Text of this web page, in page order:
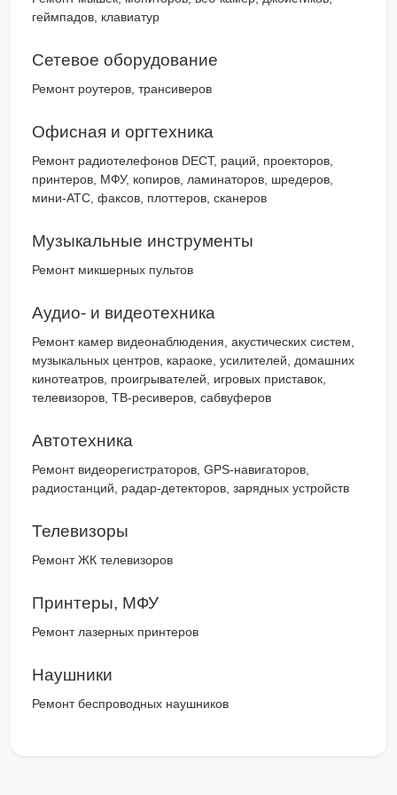
геймпадов, клавиатур
Сетевое оборудование
Ремонт роутеров, трансиверов
Офисная и оргтехника
Ремонт радиотелефонов DECT, раций, проекторов,
принтеров, МФУ, копиров, ламинаторов, шредеров,
мини-АТС, факсов, плоттеров, сканеров
Музыкальные инструменты
Ремонт микшерных пультов
Аудио- и видеотехника
Ремонт камер видеонаблюдения, акустических систем,
музыкальных центров, караоке, усилителей, домашних
кинотеатров, проигрывателей, игровых приставок,
телевизоров, ТВ-ресиверов, сабвуферов
Автотехника
Ремонт видеорегистраторов, GPS-навигаторов,
радиостанций, радар-детекторов, зарядных устройств
Телевизоры
Ремонт ЖК телевизоров
Принтеры, МФУ
Ремонт лазерных принтеров
Наушники
Ремонт беспроводных наушников